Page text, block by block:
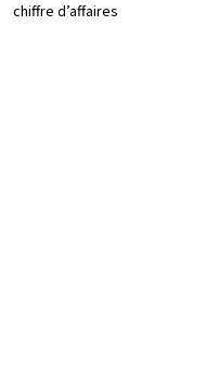
chiffre d’affaires